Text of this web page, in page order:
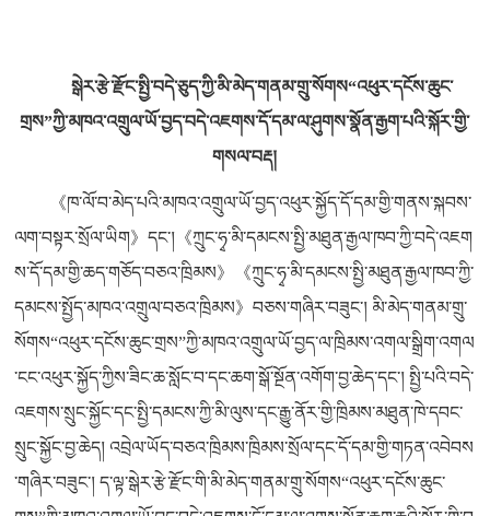
སྒེར་རྩེ་རྫོང་སྤྱི་བདེ་ཅུད་ཀྱི་མི་མེད་གནམ་གྲུ་སོགས“འཕུར་དངོས་ཆུང་
གྲས”ཀྱི་མཁའ་འགྲུལ་ཡོ་བྱད་བདེ་འཇགས་དོ་དམ་ལ་ཤུགས་སྣོན་རྒྱག་པའི་སྐོར་གྱི་
གསལ་བརྡ།
《ཁ་ལོ་བ་མེད་པའི་མཁའ་འགྲུལ་ཡོ་བྱད་འཕུར་སྐྱོད་དོ་དམ་གྱི་གནས་སྐབས་
ལག་བསྟར་སྲོལ་ཡིག》དང་།《ཀྲུང་ཧྭ་མི་དམངས་སྤྱི་མཐུན་རྒྱལ་ཁབ་ཀྱི་བདེ་འཇག
ས་དོ་དམ་གྱི་ཆད་གཅོད་བཅའ་ཁྲིམས》《ཀྲུང་ཧྭ་མི་དམངས་སྤྱི་མཐུན་རྒྱལ་ཁབ་ཀྱི་
དམངས་སྤྱོད་མཁའ་འགྲུལ་བཅའ་ཁྲིམས》བཅས་གཞིར་བཟུང་། མི་མེད་གནམ་གྲུ་
སོགས“འཕུར་དངོས་ཆུང་གྲས”ཀྱི་མཁའ་འགྲུལ་ཡོ་བྱད་ལ་ཁྲིམས་འགལ་སྒྲིག་འགལ
་ངང་འཕུར་སྐྱོད་ཀྱིས་ཟིང་ཆ་སློང་བ་དང་ཆག་སྒོ་སྔོན་འགོག་བྱ་ཆེད་དང་། སྤྱི་པའི་བདེ་
འཇགས་སྲུང་སྐྱོང་དང་སྤྱི་དམངས་ཀྱི་མི་ལུས་དང་རྒྱུ་ནོར་གྱི་ཁྲིམས་མཐུན་ཁེ་དབང་
སྲུང་སྐྱོང་བྱ་ཆེད། འབྲེལ་ཡོད་བཅའ་ཁྲིམས་ཁྲིམས་སྲོལ་དང་དོ་དམ་གྱི་གཏན་འབེབས
་གཞིར་བཟུང་། ད་ལྟ་སྒེར་རྩེ་རྫོང་གི་མི་མེད་གནམ་གྲུ་སོགས“འཕུར་དངོས་ཆུང་